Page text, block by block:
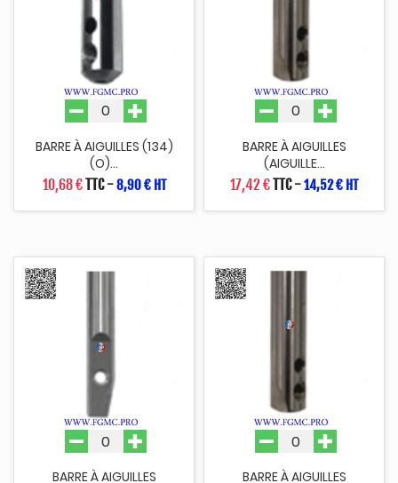
BARRE À AIGUILLES (134)
(O)...
10,68 €TTC-8,90 € HT
BARRE À AIGUILLES
(AIGUILLE...
17,42 €TTC-14,52 € HT
BARRE À AIGUILLES
BARRE À AIGUILLES